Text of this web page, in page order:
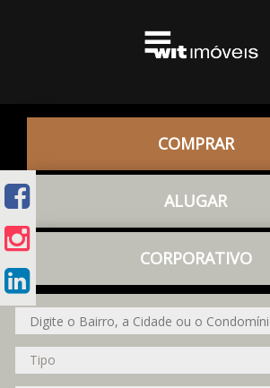
COMPRAR
ALUGAR
CORPORATIVO